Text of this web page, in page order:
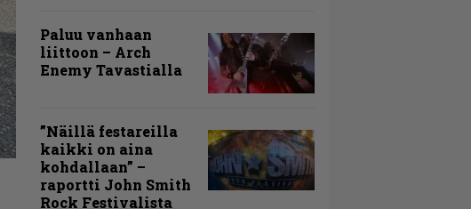
Paluu vanhaan
liittoon – Arch
Enemy Tavastialla
”Näillä festareilla
kaikki on aina
kohdallaan” –
raportti John Smith
Rock Festivalista